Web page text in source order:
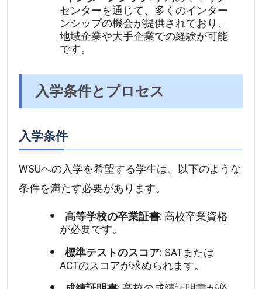
センターを通じて、多くのインター
ンシップの機会が提供されており、
地域企業や大手企業での経験が可能
です。
入学条件とプロセス
入学条件
WSUへの入学を希望する学生は、以下のような
条件を満たす必要があります。
高等学校の卒業証書: 高校卒業資格
が必要です。
標準テストのスコア: SATまたは
ACTのスコアが求められます。